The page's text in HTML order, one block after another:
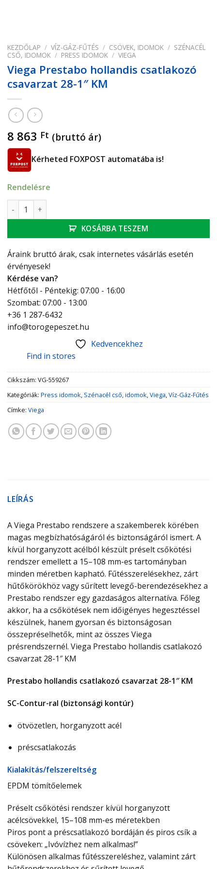
KEZDŐLAP / VÍZ-GÁZ-FŰTÉS / CSÖVEK, IDOMOK / SZÉNACÉL
CSŐ, IDOMOK / PRESS IDOMOK / VIEGA
Viega Prestabo hollandis csatlakozó
csavarzat 28-1″ KM
8 863 Ft (bruttó ár)
Kérheted FOXPOST automatába is!
Rendelésre
Viega Prestabo hollandis csatlakozó csavarzat 28-1" KM
KOSÁRBA TESZEM
Áraink bruttó árak, csak internetes vásárlás esetén
érvényesek!
Kérdése van?
Hétfőtől - Péntekig: 07:00 - 16:00
Szombat: 07:00 - 13:00
+36 1 287-6432
info@torogepeszet.hu
Kedvencekhez
Find in stores
Cikkszám: VG-559267
Kategóriák: Press idomok, Szénacél cső, idomok,Viega,Víz-Gáz-Fűtés
Címke: Viega
LEÍRÁS
A Viega Prestabo rendszere a szakemberek körében
magas megbízhatóságáról és biztonságáról ismert. A
kívül horganyzott acélból készült préselt csőkötési
rendszer emellett a 15–108 mm-es tartományban
minden méretben kapható. Fűtésszerelésekhez, zárt
hűtőkörökhöz vagy sűrített levegő-berendezésekhez a
Prestabo rendszer egy gazdaságos alternatíva. Főleg
akkor, ha a csőkötések nem időigényes hegesztéssel
készülnek, hanem gyorsan és biztonságosan
összepréselhetők, mint az összes Viega
présrendszernél. Viega Prestabo hollandis csatlakozó
csavarzat 28-1″ KM
Prestabo hollandis csatlakozó csavarzat 28-1″ KM
SC-Contur-ral (biztonsági kontúr)
ötvözetlen, horganyzott acél
préscsatlakozás
Ki­ala­kí­tás/­fel­sze­relt­ség
EPDM tömítőelemek
Préselt csőkötési rendszer kívül horganyzott
acélcsövekkel, 15–108 mm-es méretekben
Piros pont a préscsatlakozó bordáján és piros csík a
csöveken: „Ivóvízhez nem alkalmas!”
Különösen alkalmas fűtésszereléshez, valamint zárt